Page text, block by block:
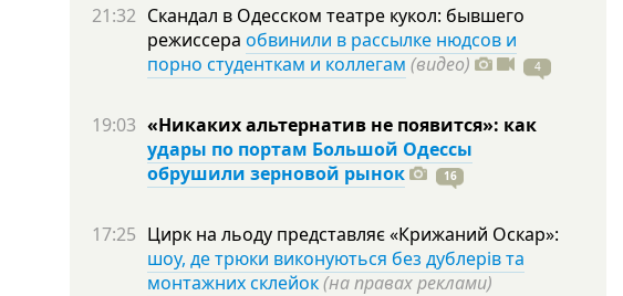
21:32 Скандал в Одесском театре кукол: бывшего
режиссера обвинили в рассылке нюдсов и
порно студенткам и коллегам (видео) 4
19:03 «Никаких альтернатив не появится»: как
удары по портам Большой Одессы
обрушили зерновой рынок
16
17:25 Цирк на льоду представляє «Крижаний Оскар»:
шоу, де трюки виконуються без дублерів та
монтажних склейок(на правах реклами)